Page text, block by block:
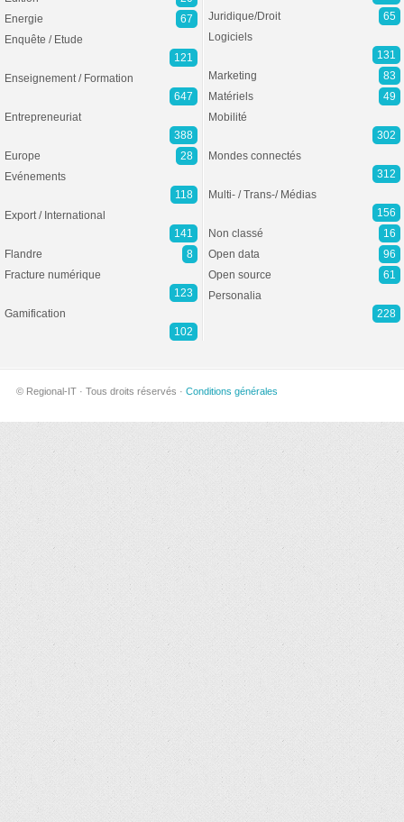
Energie
67
Enquête / Etude
121
Enseignement / Formation
647
Entrepreneuriat
388
Europe
28
Evénements
118
Export / International
141
Flandre
8
Fracture numérique
123
Gamification
102
Juridique/Droit
65
Logiciels
131
Marketing
83
Matériels
49
Mobilité
302
Mondes connectés
312
Multi- / Trans-/ Médias
156
Non classé
16
Open data
96
Open source
61
Personalia
228
© Regional-IT · Tous droits réservés · Conditions générales